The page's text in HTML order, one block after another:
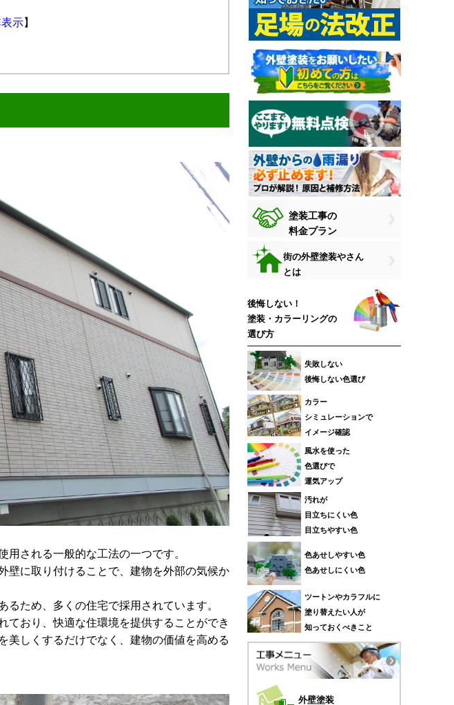
示】
される一般的な工法の一つです。
壁に取り付けることで、建物を外部の気候か
ため、多くの住宅で採用されています。
ており、快適な住環境を提供することができ
美しくするだけでなく、建物の価値を高める
塗装工事の
料金プラン
街の外壁塗装やさん
とは
後悔しない！
塗装・カラーリングの
選び方
失敗しない
後悔しない色選び
カラー
シミュレーションで
イメージ確認
風水を使った
色選びで
運気アップ
汚れが
目立ちにくい色
目立ちやすい色
色あせしやすい色
色あせしにくい色
ツートンやカラフルに
塗り替えたい人が
知っておくべきこと
外壁塗装